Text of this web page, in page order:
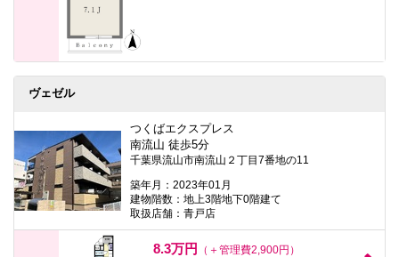
ヴェゼル
つくばエクスプレス
南流山 徒歩5分
千葉県流山市南流山２丁目7番地の11
築年月：2023年01月
建物階数：地上3階地下0階建て
取扱店舗：青戸店
8.3万円
（＋管理費2,900円）